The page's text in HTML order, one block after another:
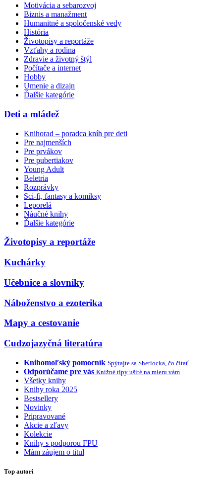
Motivácia a sebarozvoj
Biznis a manažment
Humanitné a spoločenské vedy
História
Životopisy a reportáže
Vzťahy a rodina
Zdravie a životný štýl
Počítače a internet
Hobby
Umenie a dizajn
Ďalšie kategórie
Deti a mládež
Knihorad – poradca kníh pre deti
Pre najmenších
Pre prvákov
Pre pubertiakov
Young Adult
Beletria
Rozprávky
Sci-fi, fantasy a komiksy
Leporelá
Náučné knihy
Ďalšie kategórie
Životopisy a reportáže
Kuchárky
Učebnice a slovníky
Náboženstvo a ezoterika
Mapy a cestovanie
Cudzojazyčná literatúra
Knihomoľský pomocník Spýtajte sa Sherlocka, čo čítať
Odporúčame pre vás Knižné tipy ušité na mieru vám
Všetky knihy
Knihy roka 2025
Bestsellery
Novinky
Pripravované
Akcie a zľavy
Kolekcie
Knihy s podporou FPU
Mám záujem o titul
Top autori